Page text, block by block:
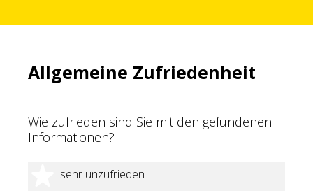
Allgemeine Zufriedenheit
Wie zufrieden sind Sie mit den gefundenen
Informationen?
sehr unzufrieden
1 Stern